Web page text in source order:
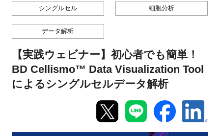
特別会員専用メニュー
お問い合わせ
新規登録
シングルセル 細胞分析
データ解析
【実践ウェビナー】初心者でも簡単！
BD Cellismo™ Data Visualization Tool
によるシングルセルデータ解析